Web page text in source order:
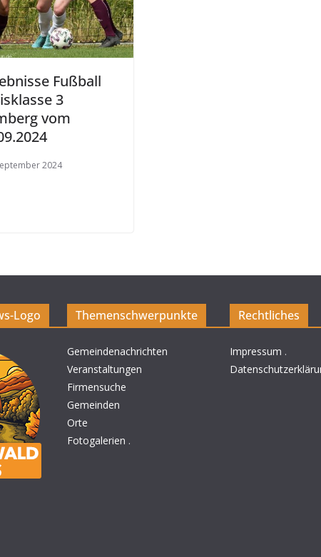
Fußball
3
vom
2024
Logo Themenschwerpunkte
Gemeindenachrichten
Veranstaltungen
Firmensuche
Gemeinden
Orte
Fotogalerien .
Rechtliches
Impressum .